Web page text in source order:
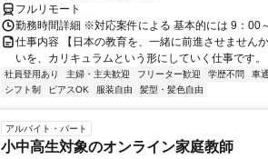
フルリモート
勤務時間詳細 ※対応案件による 基本的には 9：
仕事内容 【日本の教育を、一緒に前進させません
いを、カリキュラムという形にしていく仕事です
社員登用あり 主婦・主夫歓迎 フリーター歓迎 学歴不問 車
シフト制
ピアスOK 服装自由 髪型・髪色自由
アルバイト・パート
小中高生対象のオンライン家庭教師